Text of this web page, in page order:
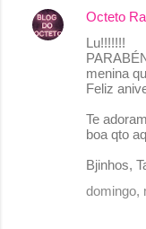
C
Octeto
Lu!!!!!!!
menina
Feliz
Te
boa qto
Bjinhos,
domingo,